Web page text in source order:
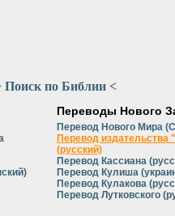
Поиск по Библии <
Переводы Нового
Перевод Нового Мира
Перевод
(русский)
Перевод Кассиана
Перевод Кулиша
Перевод Кулакова
Перевод Лутковского